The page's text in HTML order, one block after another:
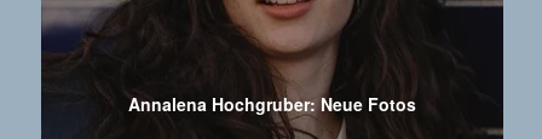
Annalena Hochgruber: Neue Fotos